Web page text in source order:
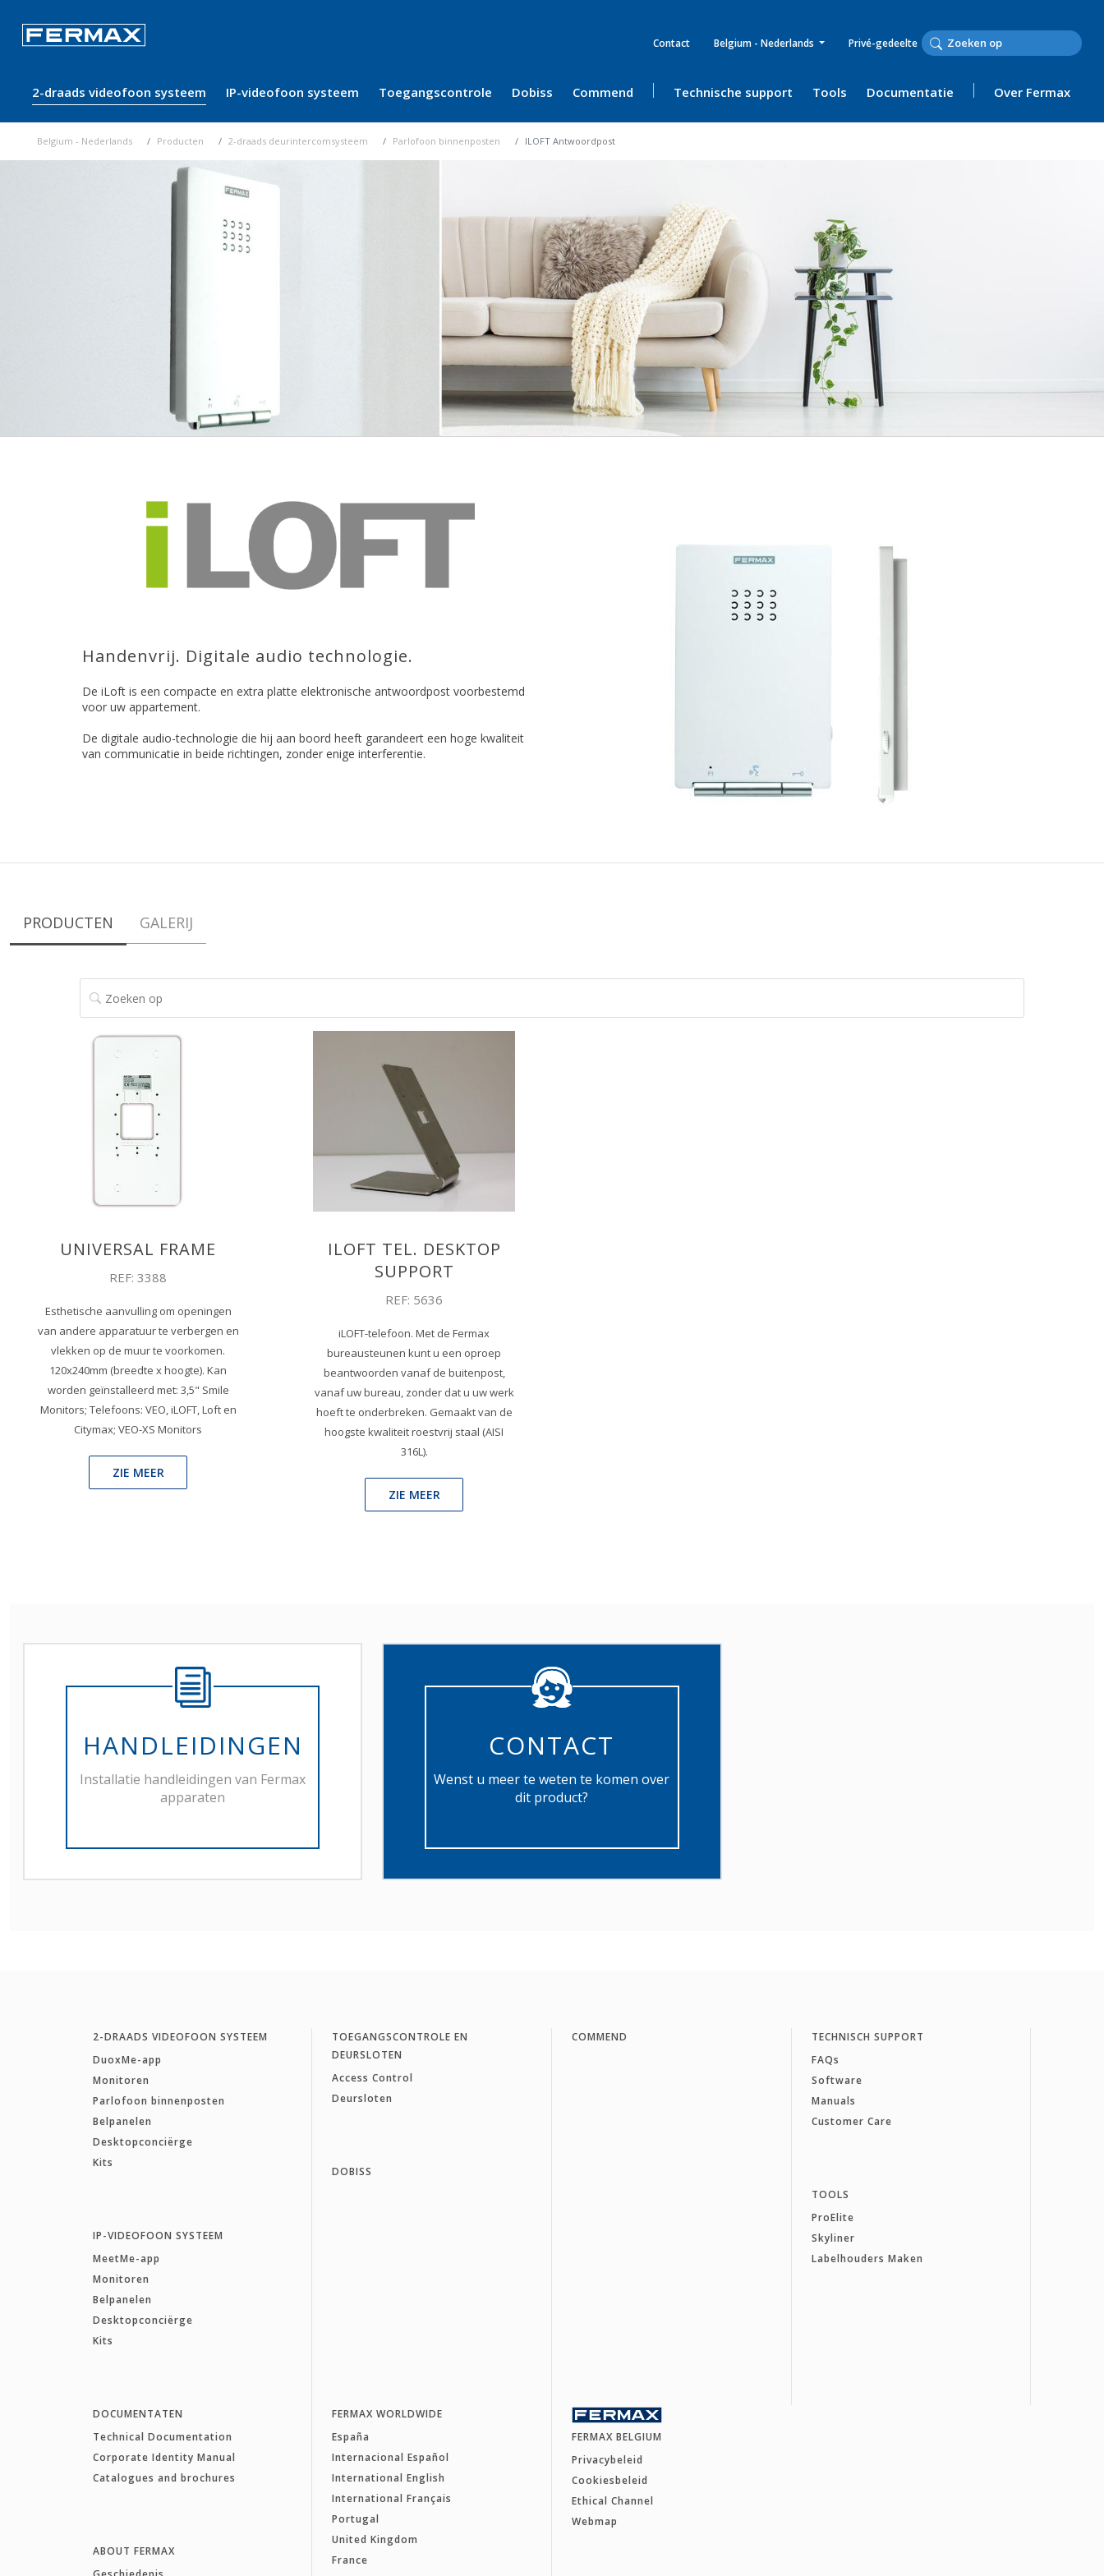
Contact Belgium - Nederlands Privé-gedeelte
2-draads videofoon systeem IP-videofoon systeem Toegangscontrole Dobiss Commend Technische support Tools Documentatie Over Fermax
Belgium - Nederlands Producten 2-draads deurintercomsysteem Parlofoon binnenposten ILOFT Antwoordpost
Handenvrij. Digitale audio technologie.
De iLoft is een compacte en extra platte elektronische antwoordpost voorbestemd
voor uw appartement.
De digitale audio-technologie die hij aan boord heeft garandeert een hoge kwaliteit
van communicatie in beide richtingen, zonder enige interferentie.
PRODUCTEN GALERIJ
ZOEKEN OP
UNIVERSAL FRAME
REF: 3388
Esthetische aanvulling om openingen
van andere apparatuur te verbergen en
vlekken op de muur te voorkomen.
120x240mm (breedte x hoogte). Kan
worden geïnstalleerd met: 3,5" Smile
Monitors; Telefoons: VEO, iLOFT, Loft en
Citymax; VEO-XS Monitors
ZIE MEER
ILOFT TEL. DESKTOP
SUPPORT
REF: 5636
iLOFT-telefoon. Met de Fermax
bureausteunen kunt u een oproep
beantwoorden vanaf de buitenpost,
vanaf uw bureau, zonder dat u uw werk
hoeft te onderbreken. Gemaakt van de
hoogste kwaliteit roestvrij staal (AISI
316L).
ZIE MEER
HANDLEIDINGEN
Installatie handleidingen van Fermax
apparaten
CONTACT
Wenst u meer te weten te komen over
dit product?
2-DRAADS VIDEOFOON SYSTEEM
DuoxMe-app
Monitoren
Parlofoon binnenposten
Belpanelen
Desktopconciërge
Kits
IP-VIDEOFOON SYSTEEM
MeetMe-app
Monitoren
Belpanelen
Desktopconciërge
Kits
TOEGANGSCONTROLE EN
DEURSLOTEN
Access Control
Deursloten
DOBISS
COMMEND
TECHNISCH SUPPORT
FAQs
Software
Manuals
Customer Care
TOOLS
ProElite
Skyliner
Labelhouders Maken
DOCUMENTATEN
Technical Documentation
Corporate Identity Manual
Catalogues and brochures
ABOUT FERMAX
FERMAX WORLDWIDE
España
Internacional Español
International English
International Français
Portugal
United Kingdom
France
FERMAX BELGIUM
Privacybeleid
Cookiesbeleid
Ethical Channel
Webmap